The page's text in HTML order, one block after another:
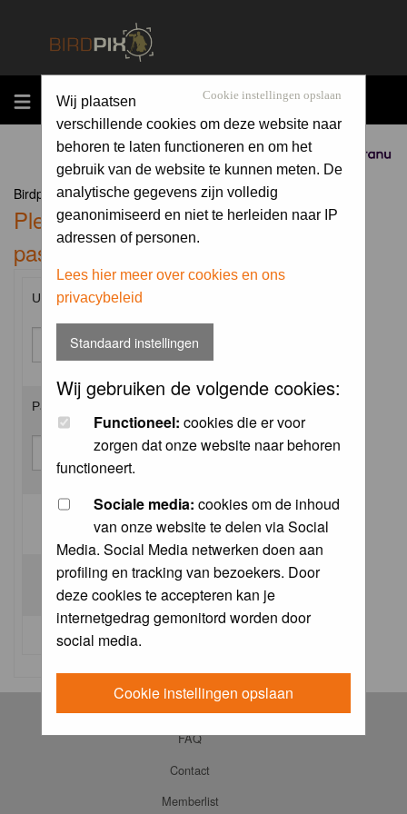
MENU
Sponsored by
Cookie instellingen opslaan
Wij plaatsen
verschillende cookies om deze website naar
behoren te laten functioneren en om het
gebruik van de website te kunnen meten. De
analytische gegevens zijn volledig
geanonimiseerd en niet te herleiden naar IP
adressen of personen.
Lees hier meer over cookies en ons
privacybeleid
Standaard instellingen
Wij gebruiken de volgende cookies:
Functioneel: cookies die er voor
zorgen dat onze website naar behoren
functioneert.
Sociale media: cookies om de inhoud
van onze website te delen via Social
Media. Social Media netwerken doen aan
profiling en tracking van bezoekers. Door
deze cookies te accepteren kan je
internetgedrag gemonitord worden door
social media.
Cookie instellingen opslaan
Birdpix.nl Forum Index
Please enter your username and
password to log in.
Username:
Password:
Log me on automatically each visit:
I forgot my password
FAQ
Contact
Memberlist